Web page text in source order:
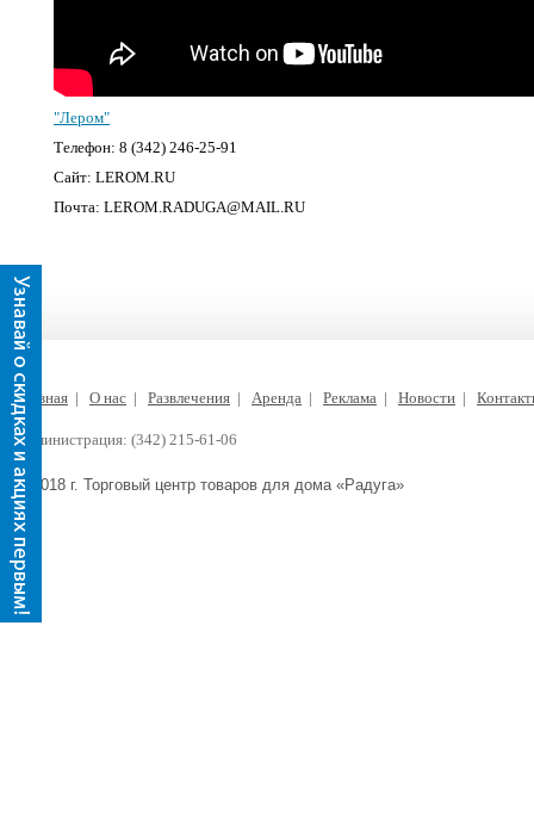
"Лером"
Телефон: 8 (342) 246-25-91
Сайт: LEROM.RU
Почта: LEROM.RADUGA@MAIL.RU
Администрация: (342) 215-61-06
© 2018 г. Торговый центр товаров для дома «Радуга»
Главная | О нас | Развлечения | Аренда | Реклама | Новости |